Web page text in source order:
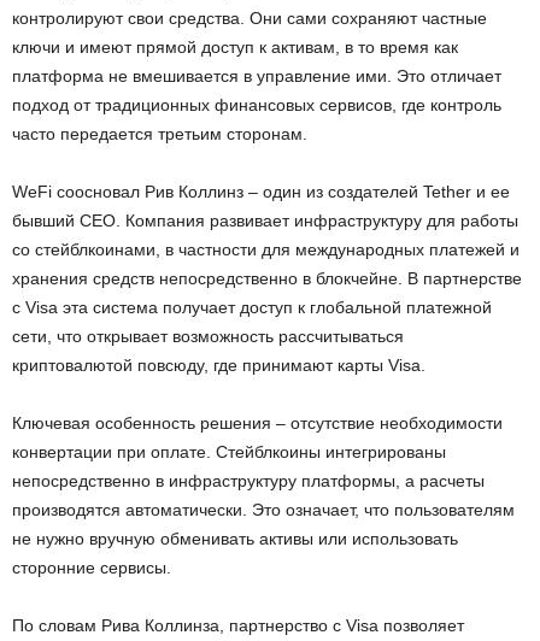
контролируют свои средства. Они сами сохраняют частные
ключи и имеют прямой доступ к активам, в то время как
платформа не вмешивается в управление ими. Это отличает
подход от традиционных финансовых сервисов, где контроль
часто передается третьим сторонам.
WeFi соосновал Рив Коллинз – один из создателей Tether и ее
бывший CEO. Компания развивает инфраструктуру для работы
со стейблкоинами, в частности для международных платежей и
хранения средств непосредственно в блокчейне. В партнерстве
с Visa эта система получает доступ к глобальной платежной
сети, что открывает возможность рассчитываться
криптовалютой повсюду, где принимают карты Visa.
Ключевая особенность решения – отсутствие необходимости
конвертации при оплате. Стейблкоины интегрированы
непосредственно в инфраструктуру платформы, а расчеты
производятся автоматически. Это означает, что пользователям
не нужно вручную обменивать активы или использовать
сторонние сервисы.
По словам Рива Коллинза, партнерство с Visa позволяет